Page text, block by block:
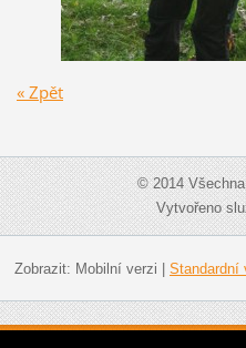
« Zpět
© 2014
Vytvořeno
Zobrazit: Mobilní verzi Standardní